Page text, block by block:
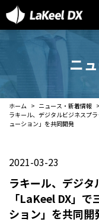
ニ
ホーム
ニュース・新着情報
ラキール、デジタルビジネスプ
ューション」を共同開発
2021-03-23
ラキール、デジ
「LaKeel DX」
ション」を共同開